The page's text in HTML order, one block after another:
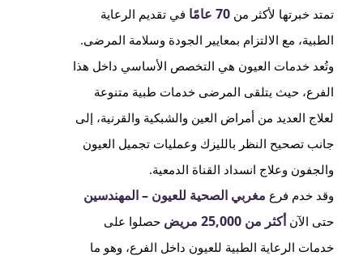
تمتد خبرتها لأكثر من
في تقديم الرعاية
الطبية، مع الالتزام بمعايير الجودة وسلامة المرضى.
وتُعد خدمات العيون هي التخصص الأساسي داخل هذا
الفرع، حيث يتلقى المرضى خدمات طبية متنوعة
لعلاج العديد من أمراض العين والشبكية والقرنية، إلى
جانب تصحيح النظر بالليزك وعمليات تجميل العيون
والجفون وعلاج انسداد القناة الدمعية.
وقد خدم فرع مغربي الصحية للعيون – المهندسين
حتى الآن أكثر من 25,000 مريض
حصلوا على
خدمات الرعاية الطبية للعيون داخل الفرع، وهو ما